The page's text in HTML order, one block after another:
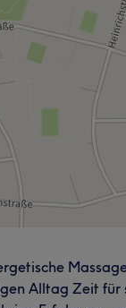
Alltag Zeit für